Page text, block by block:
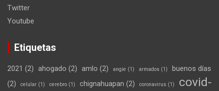
Twitter
Youtube
Etiquetas
2021 (2) ahogado (2) amlo (2) angie (1) armados (1)
buenos días
(2)
celular (1) cerebro (1) chignahuapan (2) coronavirus (1)
covid-